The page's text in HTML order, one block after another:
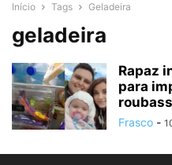
Início Tags Geladeira
geladeira
Rapaz
para
Frasco -